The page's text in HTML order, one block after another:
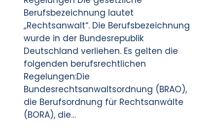
Berufsbezeichnung lautet
„Rechtsanwalt“. Die Berufsbezeichnung
wurde in der Bundesrepublik
Deutschland verliehen. Es gelten die
folgenden berufsrechtlichen
Regelungen:Die
Bundesrechtsanwaltsordnung (BRAO),
die Berufsordnung für Rechtsanwälte
(BORA), die…